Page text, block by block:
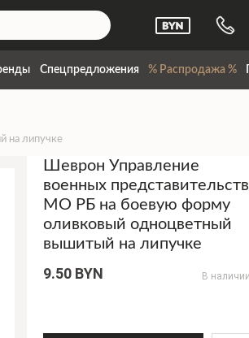
Спецпредложения % Распродажа %
на липучке
Шеврон Управление
военных представительств
МО РБ на боевую форму
оливковый одноцветный
вышитый на липучке
9.50 BYN В наличии